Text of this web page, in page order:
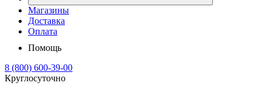
Магазины
Доставка
Оплата
Помощь
8 (800) 600-39-00
Круглосуточно